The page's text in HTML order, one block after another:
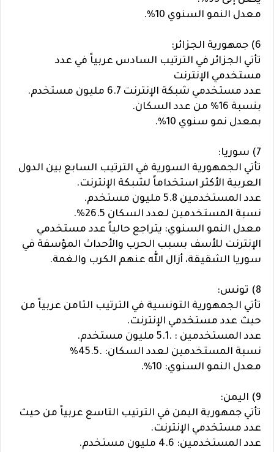
معدل النمو السنوي 10%.
6) جمهورية الجزائر:
تأتي الجزائر في الترتيب السادس عربياً في عدد
مستخدمي الإنترنت
عدد مستخدمي شبكة الإنترنت 6.7 مليون مستخدم.
بنسبة 16% من عدد السكان.
بمعدل نمو سنوي 10%.
7) سوريا:
تأتي الجمهورية السورية في الترتيب السابع بين الدول
العربية الأكثر استخداماً لشبكة الإنترنت.
عدد المستخدمين 5.8 مليون مستخدم.
نسبة المستخدمين لعدد السكان 26.5%.
معدل النمو السنوي: يتراجع حالياً عدد مستخدمي
الإنترنت للأسف بسبب الحرب والأحداث المؤسفة في
سوريا الشقيقة، أزال الله عنهم الكرب والغمة.
8) تونس:
تأتي الجمهورية التونسية في الترتيب الثامن عربياً من
حيث عدد مستخدمي الإنترنت.
عدد المستخدمين : .5.1 مليون مستخدم.
نسبة المستخدمين لعدد السكان: .45.5%
معدل النمو السنوي: 10%.
9) اليمن:
تأتي جمهورية اليمن في الترتيب التاسع عربياً من حيث
عدد مستخدمي الإنترنت.
عدد المستخدمين: 4.6 مليون مستخدم.